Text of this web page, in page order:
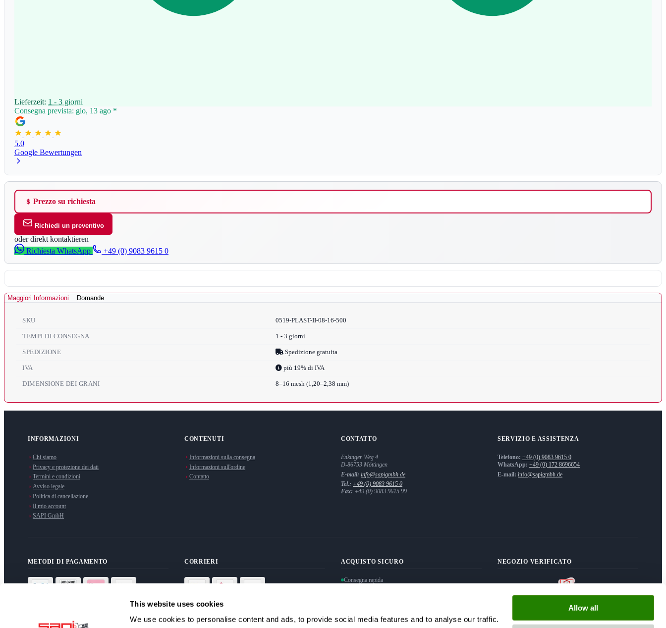
This website uses cookies
We use cookies to personalise content and ads, to provide social media features and to analyse our traffic.
Allow all
Lieferzeit: 1 - 3 giorni
Consegna prevista: gio, 13 ago *
5.0
Google Bewertungen
Prezzo su richiesta
Richiedi un preventivo
oder direkt kontaktieren
Richiesta WhatsApp
+49 (0) 9083 9615 0
Maggiori Informazioni Domande
SKU 0519-PLAST-II-08-16-500
TEMPI DI CONSEGNA 1 - 3 giorni
SPEDIZIONE Spedizione gratuita
IVA più 19% di IVA
DIMENSIONE DEI GRANI 8–16 mesh (1,20–2,38 mm)
INFORMAZIONI
Chi siamo
Privacy e protezione dei dati
Termini e condizioni
Avviso legale
Politica di cancellazione
Il mio account
SAPI GmbH
CONTENUTI
Informazioni sulla consegna
Informazioni sull'ordine
Contatto
CONTATTO
Enkinger Weg 4
D-86753 Möttingen
E-mail: info@sapigmbh.de
Tel.: +49 (0) 9083 9615 0
Fax: +49 (0) 9083 9615 99
SERVIZIO E ASSISTENZA
Telefono: +49 (0) 9083 9615 0
WhatsApp: +49 (0) 172 8696654
E-mail: info@sapigmbh.de
METODI DI PAGAMENTO CORRIERI ACQUISTO SICURO
Consegna rapida
NEGOZIO VERIFICATO